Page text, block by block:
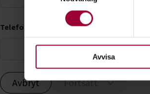
Ta reda på mer om hur dina
eller dra tillbaka ditt samtycke
För att du ska få en så bra
Avvisa
Telefonnummer *
Avbryt Fortsätt